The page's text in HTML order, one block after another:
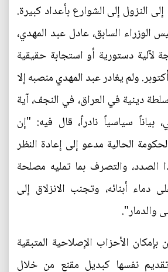
النزول إلى الشوارع بأعداد كبيرة.
الوزراء السابق، عادل عبد المهدي،
2019 نتيجة لآلية دستورية أو استجابة حقيقية
ولم يغادر عبد المهدي منصبه إلا
دينية في العراق، في النجف، آية
بياناً سياسياً نادراً، قال فيه: "إن
الحالية مدعو إلى إعادة النظر
الصدد، والتصرف بما تمليه مصلحة
دماء أبنائه، وتجنب الانزلاق إلى
والدمار".
الأحزاب الإصلاحية المتبقية
نفسها كبديل مقنعٍ من خلال